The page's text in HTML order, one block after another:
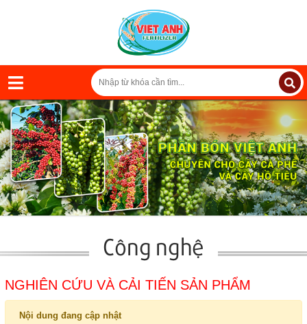
Công nghệ
NGHIÊN CỨU VÀ CẢI TIẾN SẢN PHẨM
Nội dung đang cập nhật